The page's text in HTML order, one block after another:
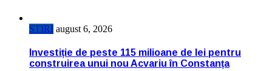
STIRI august 6, 2026
Investiție de peste 115 milioane de lei pentru
construirea unui nou Acvariu în Constanța